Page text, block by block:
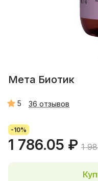
Мета Биотик
5 36 отзывов
-10%
1 786.05 ₽ 1